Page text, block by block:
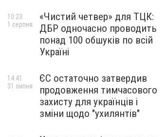
«Чистий четвер» для ТЦК:
ДБР одночасно проводить
понад 100 обшуків по всій
Україні
10:23
1 серпня
ЄС остаточно затвердив
продовження тимчасового
захисту для українців і
зміни щодо "ухилянтів"
14:41
31 липня